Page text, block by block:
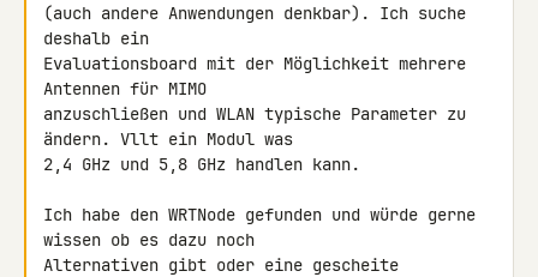
(auch andere Anwendungen denkbar). Ich suche
deshalb ein
Evaluationsboard mit der Möglichkeit mehrere
Antennen für MIMO
anzuschließen und WLAN typische Parameter zu
ändern. Vllt ein Modul was
2,4 GHz und 5,8 GHz handlen kann.
Ich habe den WRTNode gefunden und würde gerne
wissen ob es dazu noch
Alternativen gibt oder eine gescheite